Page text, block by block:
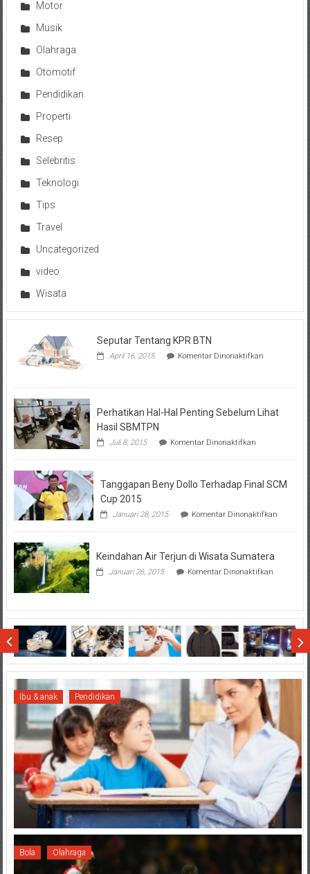
Motor
Musik
Olahraga
Otomotif
Pendidikan
Properti
Resep
Selebritis
Teknologi
Tips
Travel
Uncategorized
video
Wisata
Seputar Tentang KPR BTN
April 16, 2015 Komentar Dinonaktifkanpada
KPR
Perhatikan Hal-Hal Penting Sebelum Lihat
Hasil SBMTPN
Juli 8, 2015 Komentar Dinonaktifkanpada
Hal-
Penting
Hasil
Tanggapan Beny Dollo Terhadap Final SCM
Cup 2015
Januari 28, 2015 Komentar Dinonaktifkanpada
Beny
Keindahan Air Terjun di Wisata Sumatera
Januari 26, 2015 Komentar Dinonaktifkanpada
di
Wisata
Sumatera
Ibu & anak Pendidikan
Bola Olahraga